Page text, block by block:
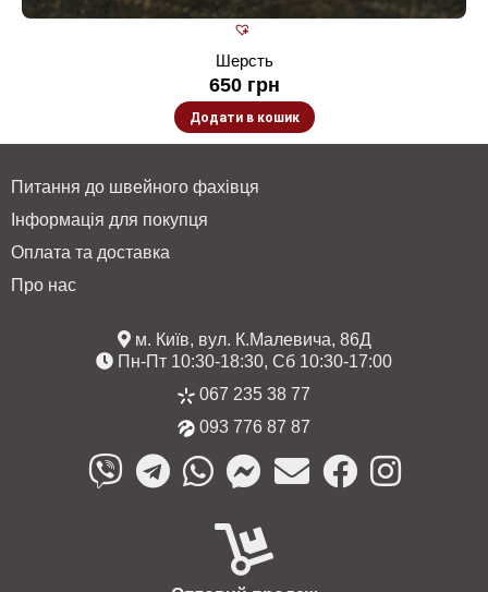
Шерсть
650 грн
Додати в кошик
Питання до швейного фахівця
Інформація для покупця
Оплата та доставка
Про нас
м. Київ, вул. К.Малевича, 86Д
Пн-Пт 10:30-18:30, Сб 10:30-17:00
067 235 38 77
093 776 87 87